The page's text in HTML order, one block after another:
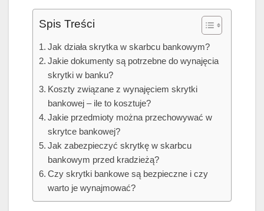
Spis Treści
Jak działa skrytka w skarbcu bankowym?
Jakie dokumenty są potrzebne do wynajęcia
skrytki w banku?
Koszty związane z wynajęciem skrytki
bankowej – ile to kosztuje?
Jakie przedmioty można przechowywać w
skrytce bankowej?
Jak zabezpieczyć skrytkę w skarbcu
bankowym przed kradzieżą?
Czy skrytki bankowe są bezpieczne i czy
warto je wynajmować?